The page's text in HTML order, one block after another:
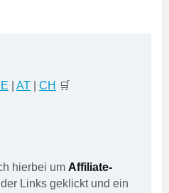
AT CH 🛒
hierbei um Affiliate-
Links geklickt und ein